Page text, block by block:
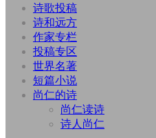
诗歌投稿
诗和远方
作家专栏
投稿专区
世界名著
短篇小说
尚仁的诗
尚仁读诗
诗人尚仁